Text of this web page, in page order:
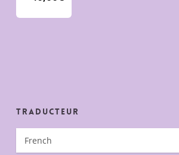
Traducteur